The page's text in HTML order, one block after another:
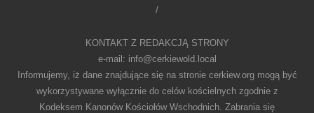
/
KONTAKT Z REDAKCJĄ STRONY
e-mail: info@cerkiewold.local
Informujemy, iż dane znajdujące się na stronie cerkiew.org mogą być
wykorzystywane wyłącznie do celów kościelnych zgodnie z
Kodeksem Kanonów Kościołów Wschodnich. Zabrania się